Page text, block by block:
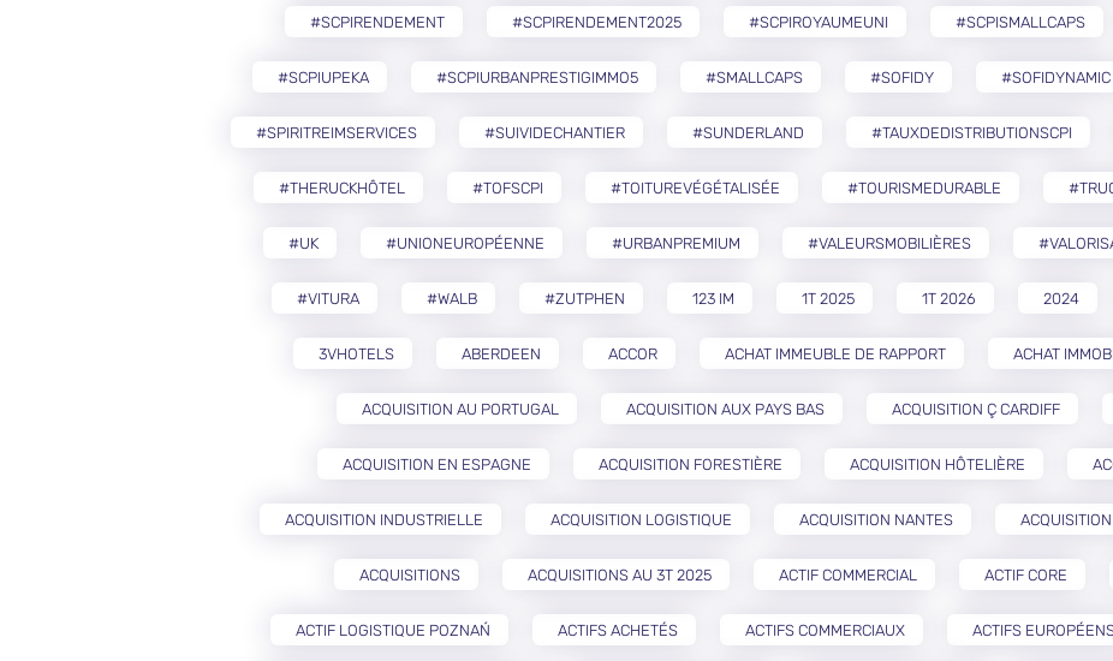
#SCPIRENDEMENT #SCPIRENDEMENT2025 #SCPIROYAUMEUNI #SCPISMALLCAPS
#SCPIUPEKA #SCPIURBANPRESTIGIMMO5 #SMALLCAPS #SOFIDY #SOFIDYNAMIC
#SPIRITREIMSERVICES #SUIVIDECHANTIER #SUNDERLAND #TAUXDEDISTRIBUTIONSCPI
#THERUCKHÔTEL #TOFSCPI #TOITUREVÉGÉTALISÉE #TOURISMEDURABLE
#UK #UNIONEUROPÉENNE #URBANPREMIUM #VALEURSMOBILIÈRES
#VITURA #WALB #ZUTPHEN 123 IM 1T 2025 1T 2026 2024
3VHOTELS ABERDEEN ACCOR ACHAT IMMEUBLE DE RAPPORT ACHAT
ACQUISITION AU PORTUGAL ACQUISITION AUX PAYS BAS ACQUISITION Ç CARDIFF
ACQUISITION EN ESPAGNE ACQUISITION FORESTIÈRE ACQUISITION HÔTELIÈRE
ACQUISITION INDUSTRIELLE ACQUISITION LOGISTIQUE ACQUISITION NANTES
ACQUISITIONS ACQUISITIONS AU 3T 2025 ACTIF COMMERCIAL ACTIF CORE
ACTIF LOGISTIQUE POZNAŃ ACTIFS ACHETÉS ACTIFS COMMERCIAUX ACTIFS